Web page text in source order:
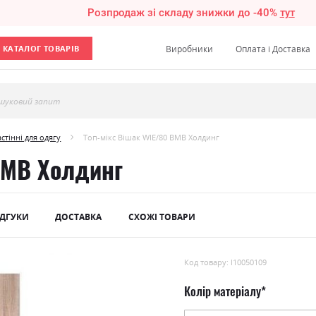
Розпродаж зі складу знижки до -40% тут
КАТАЛОГ ТОВАРІВ Виробники Оплата і Доставка
запит
для одягу Топ-мікс Вішак WIE/80 ВМВ Холдинг
Холдинг
ДОСТАВКА СХОЖІ ТОВАРИ
Код товару: l10050109
Колір матеріалу